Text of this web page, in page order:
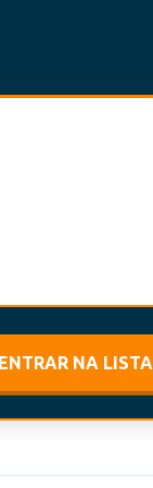
ENTRAR NA LISTA